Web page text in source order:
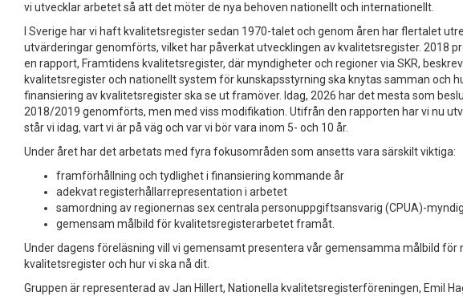
vi utvecklar arbetet så att det möter de nya behoven nationellt och internationellt.
I Sverige har vi haft kvalitetsregister sedan 1970-talet och genom åren har flertalet
utvärderingar genomförts, vilket har påverkat utvecklingen av kvalitetsregister. 2018
en rapport, Framtidens kvalitetsregister, där myndigheter och regioner via SKR,
kvalitetsregister och nationellt system för kunskapsstyrning ska knytas samman och
finansiering av kvalitetsregister ska se ut framöver. Idag, 2026 har det mesta som
2018/2019 genomförts, men med viss modifikation. Utifrån den rapporten har vi nu
står vi idag, vart vi är på väg och var vi bör vara inom 5- och 10 år.
Under året har det arbetats med fyra fokusområden som ansetts vara särskilt viktiga:
framförhållning och tydlighet i finansiering kommande år
adekvat registerhållarrepresentation i arbetet
samordning av regionernas sex centrala personuppgiftsansvarig (CPUA)-
gemensam målbild för kvalitetsregisterarbetet framåt.
Under dagens föreläsning vill vi gemensamt presentera vår gemensamma målbild för
kvalitetsregister och hur vi ska nå dit.
Gruppen är representerad av Jan Hillert, Nationella kvalitetsregisterföreningen, Emil